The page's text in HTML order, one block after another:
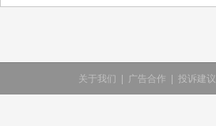
关于我们 广告合作 投诉建议